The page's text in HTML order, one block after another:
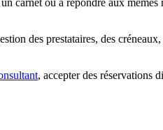
des prestataires, des
, accepter des réservations